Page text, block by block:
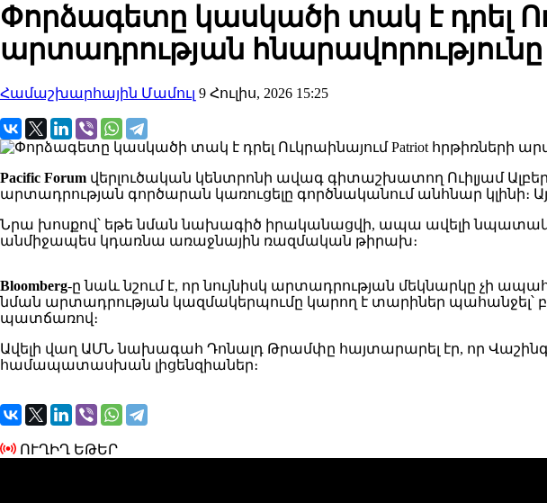
Փորձագետը կասկածի տակ է դրել
արտադրության հնարավորությունը
Համաշխարհային Մամուլ 9 Հուլիս, 2026 15:25
Pacific Forum վերլուծական կենտրոնի ավագ գիտաշխատող Ուիլյամ
արտադրության գործարան կառուցելը գործնականում անհնար կլինի։
Նրա խոսքով՝ եթե նման նախագիծ իրականացվի, ապա ավելի
անմիջապես կդառնա առաջնային ռազմական թիրախ։
Bloomberg-ը նաև նշում է, որ նույնիսկ արտադրության մեկնարկը չի
նման արտադրության կազմակերպումը կարող է տարիներ
պատճառով։
Ավելի վաղ ԱՄՆ նախագահ Դոնալդ Թրամփը հայտարարել էր, որ
համապատասխան լիցենզիաներ։
ՈՒՂԻՂ ԵԹԵՐ